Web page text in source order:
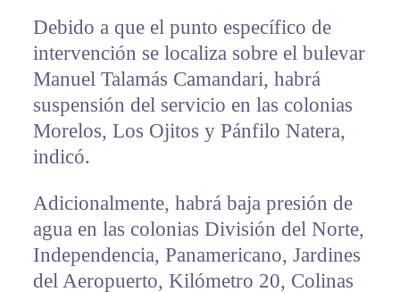
Debido a que el punto específico de
intervención se localiza sobre el bulevar
Manuel Talamás Camandari, habrá
suspensión del servicio en las colonias
Morelos, Los Ojitos y Pánfilo Natera,
indicó.
Adicionalmente, habrá baja presión de
agua en las colonias División del Norte,
Independencia, Panamericano, Jardines
del Aeropuerto, Kilómetro 20, Colinas